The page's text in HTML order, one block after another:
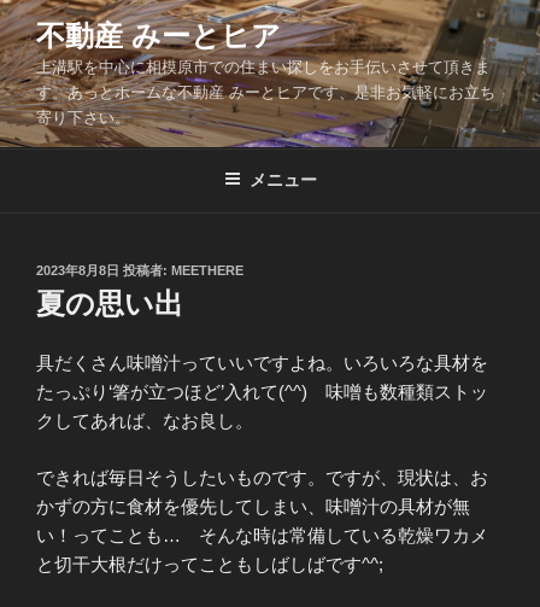
コ
ン
テ
ン
ツ
不動産 みーとヒア
上溝駅を中心に相模原市での住まい探しをお手伝いさせて頂きま
す。あっとホームな不動産 みーとヒアです、是非お気軽にお立ち
寄り下さい。
メニュー
投
稿
日:
2023年8月8日 投稿者: MEETHERE
夏の思い出
具だくさん味噌汁っていいですよね。いろいろな具材を
たっぷり‘箸が立つほど’入れて(^^) 味噌も数種類ストッ
クしてあれば、なお良し。
できれば毎日そうしたいものです。ですが、現状は、お
かずの方に食材を優先してしまい、味噌汁の具材が無
い！ってことも… そんな時は常備している乾燥ワカメ
と切干大根だけってこともしばしばです^^;